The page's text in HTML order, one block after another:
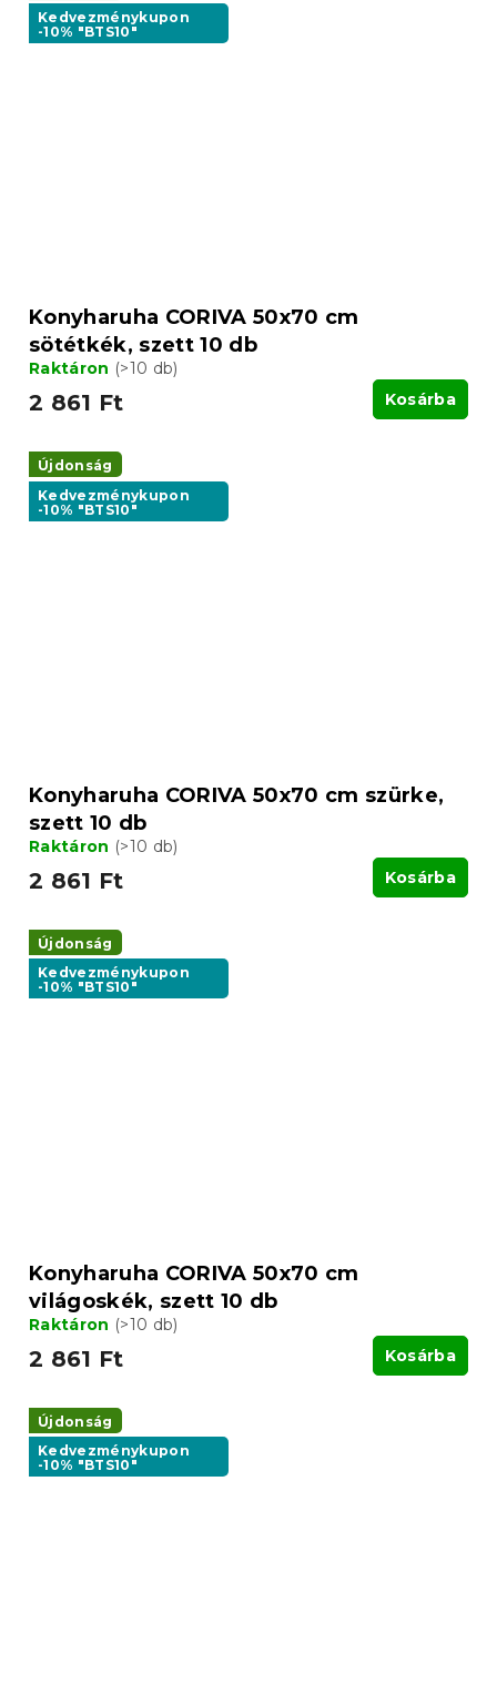
Kedvezménykupon
-10% "BTS10"
Konyharuha CORIVA 50x70 cm
sötétkék, szett 10 db
Raktáron (>10 db)
2 861 Ft Kosárba
Újdonság
Kedvezménykupon
-10% "BTS10"
Konyharuha CORIVA 50x70 cm szürke,
szett 10 db
Raktáron (>10 db)
2 861 Ft Kosárba
Újdonság
Kedvezménykupon
-10% "BTS10"
Konyharuha CORIVA 50x70 cm
világoskék, szett 10 db
Raktáron (>10 db)
2 861 Ft Kosárba
Újdonság
Kedvezménykupon
-10% "BTS10"